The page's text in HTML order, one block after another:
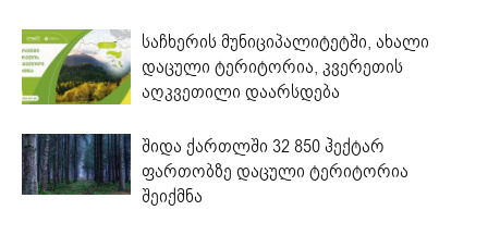
საჩხერის მუნიციპალიტეტში, ახალი
დაცული ტერიტორია, კვერეთის
აღკვეთილი დაარსდება
შიდა ქართლში 32 850 ჰექტარ
ფართობზე დაცული ტერიტორია
შეიქმნა